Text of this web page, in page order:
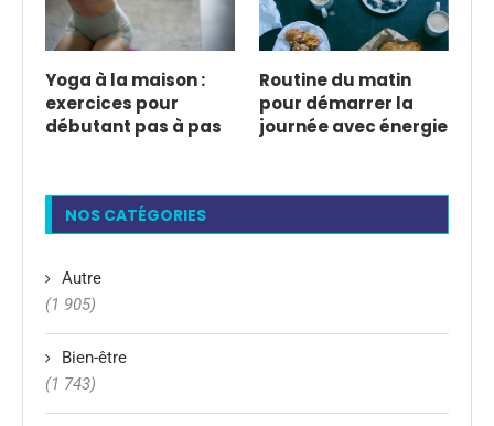
Yoga à la maison :
exercices pour
débutant pas à pas
Routine du matin
pour démarrer la
journée avec énergie
NOS CATÉGORIES
Autre
(1 905)
Bien-être
(1 743)